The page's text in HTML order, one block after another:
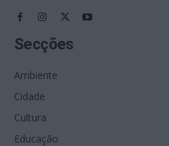
Secções
Ambiente
Cidade
Cultura
Educação